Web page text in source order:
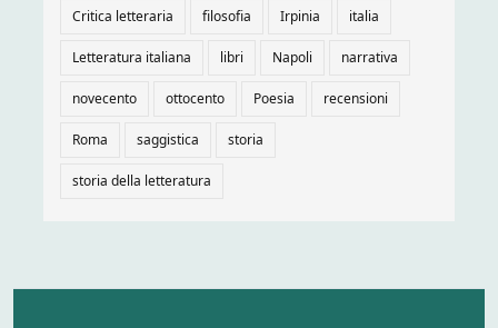
Critica letteraria filosofia Irpinia italia
Letteratura italiana libri Napoli narrativa
novecento ottocento Poesia recensioni
Roma saggistica storia
storia della letteratura